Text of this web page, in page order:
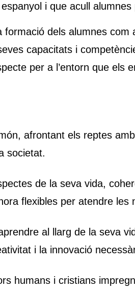
i que acull
dels alumnes
capacitats i
per a l’entorn que els
afrontant els reptes
societat.
de la seva vida,
flexibles per atendre les
al llarg de la seva
i la innovació
humans i cristians